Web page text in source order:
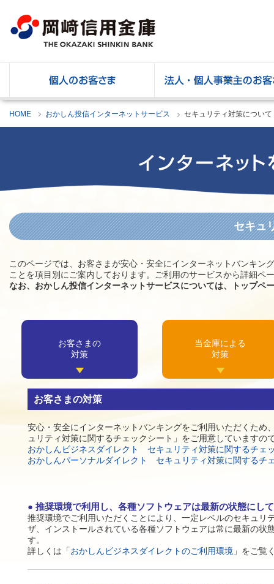
HOME おかしん投信インターネットサービス セキュリティ対策について
セキュ
このページでは、お客さまが安心・安全にインターネットバンキ
ことを項目別にご案内しております。ご利用のサービスから詳細ペ
なお、おかしん投信インターネットサービスについては、トップペ
お客さまの
対策
当金庫による
対策
お客さまの対策
安心・安全にインターネットバンキングをご利用いただくた
ュリティ対策に関するチェックシート」をご用意しています
おかしんビジネスダイレクト セキュリティ対策に関するチェ
おかしんパーソナルダイレクト セキュリティ対策に関するチ
推奨環境で利用し、各種ソフトウェアは最新の状態にし
推奨環境でご利用いただくことにより、一定レベルのセキュ
ザ、インストールされている各種ソフトウェアは常に最新の
す。
詳しくは「おかしんビジネスダイレクトのご利用環境 」をご覧